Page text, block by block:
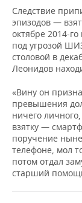
Следствие
эпизодов —
октябре 2014-
под угрозой
столовой в
Леонидов
«Вину он
превышения
ничего
взятку —
поручение
телефоне, мол
потом отдал
старший